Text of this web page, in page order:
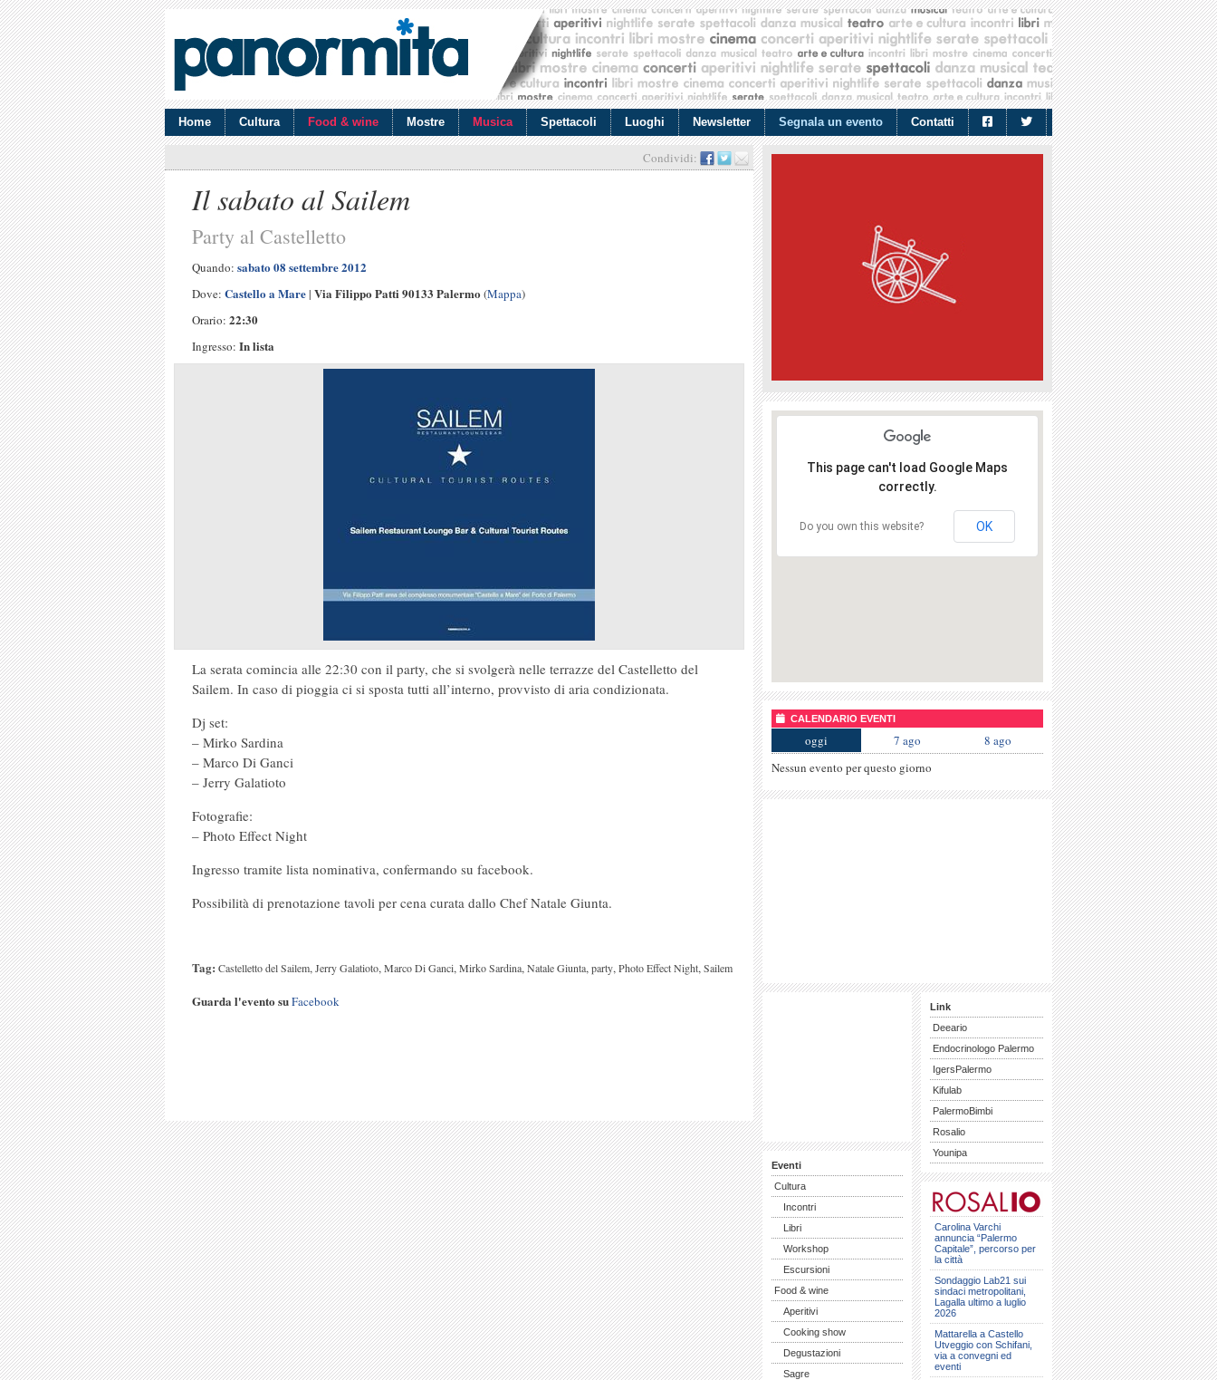
Home Cultura Food & wine Mostre Musica Spettacoli Luoghi Newsletter Segnala un evento Contatti
Condividi:
Il sabato al Sailem
Party al Castelletto
Quando: sabato 08 settembre 2012
Dove: Castello a Mare| Via Filippo Patti 90133 Palermo (Mappa)
Orario: 22:30
Ingresso: In lista
La serata comincia alle 22:30 con il party, che si svolgerà nelle terrazze del Castelletto del
Sailem. In caso di pioggia ci si sposta tutti all’interno, provvisto di aria condizionata.
Dj set:
– Mirko Sardina
– Marco Di Ganci
– Jerry Galatioto
Fotografie:
– Photo Effect Night
Ingresso tramite lista nominativa, confermando su facebook.
Possibilità di prenotazione tavoli per cena curata dallo Chef Natale Giunta.
Tag: Castelletto del Sailem,Jerry Galatioto,Marco Di Ganci,Mirko Sardina,Natale Giunta,party,Photo Effect Night,Sailem
Guarda l'evento suFacebook
This page can't load Google Maps
correctly.
Do you own this website? OK
CALENDARIO EVENTI
oggi 7 ago
8 ago
Nessun evento per questo giorno
Eventi
Cultura
Incontri
Libri
Workshop
Escursioni
Food & wine
Aperitivi
Cooking show
Degustazioni
Sagre
Link
Deeario
Endocrinologo Palermo
IgersPalermo
Kifulab
PalermoBimbi
Rosalio
Younipa
Carolina Varchi
annuncia “Palermo
Capitale”, percorso per
la città
Sondaggio Lab21 sui
sindaci metropolitani,
Lagalla ultimo a luglio
2026
Mattarella a Castello
Utveggio con Schifani,
via a convegni ed
eventi